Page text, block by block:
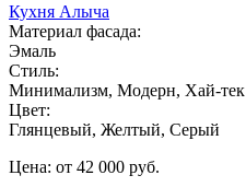
Кухня Алыча
Материал фасада:
Эмаль
Стиль:
Минимализм, Модерн, Хай-тек
Цвет:
Глянцевый, Желтый, Серый
Цена: от 42 000 руб.